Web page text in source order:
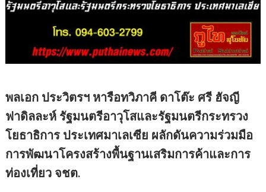
พลเอก ประวิตรฯ หารือทวิภาคี ดาโต๊ะ ศรี ฮัจญี
ฟาดิลละห์ รัฐมนตรีอาวุโสและรัฐมนตรีกระทรวง
โยธาธิการ ประเทศมาเลเซีย ผลักดันความร่วมมือ
การพัฒนาโครงสร้างพื้นฐานเสริมการค้าและการ
ท่องเที่ยว จชต.